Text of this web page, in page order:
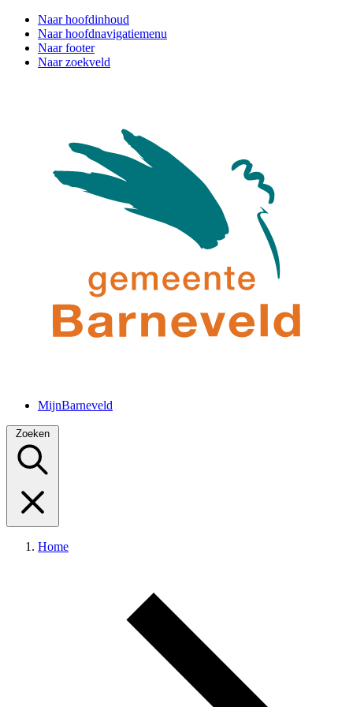
Naar hoofdinhoud
Naar hoofdnavigatiemenu
Naar footer
Naar zoekveld
MijnBarneveld
Zoeken
Home